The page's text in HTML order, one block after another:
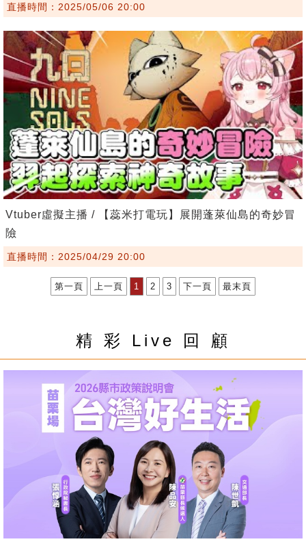
直播時間：2025/05/06 20:00
Vtuber虛擬主播 / 【蕊米打電玩】展開蓬萊仙島的奇妙冒
險
直播時間：2025/04/29 20:00
第一頁 上一頁 1 2 3 下一頁 最末頁
精 彩 Live 回 顧